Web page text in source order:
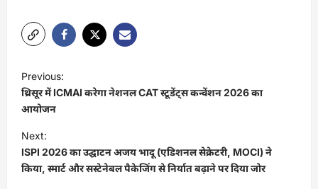
o
s
t
n
a
Previous:
थ्रिसूर में ICMAI करेगा नेशनल CAT स्टूडेंट्स कन्वेंशन 2026 का
आयोजन
Next:
ISPI 2026 का उद्घाटन अजय भादू (एडिशनल सेक्रेटरी, MOCI) ने
किया, स्मार्ट और सस्टेनेबल पैकेजिंग से निर्यात बढ़ाने पर दिया जोर